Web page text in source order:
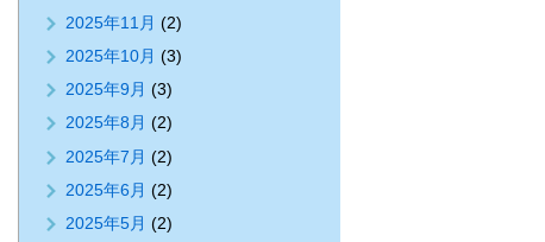
2025年11月 (2)
2025年10月 (3)
2025年9月 (3)
2025年8月 (2)
2025年7月 (2)
2025年6月 (2)
2025年5月 (2)